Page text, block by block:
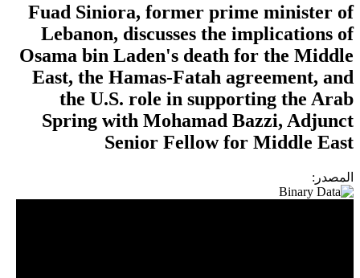
Fuad Siniora, former prime minister of
Lebanon, discusses the implications of
Osama bin Laden's death for the Middle
East, the Hamas-Fatah agreement, and
the U.S. role in supporting the Arab
Spring with Mohamad Bazzi, Adjunct
Senior Fellow for Middle East
المصدر: